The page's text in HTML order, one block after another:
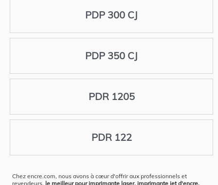
PDP 300 CJ
PDP 350 CJ
PDR 1205
PDR 122
Chez encre.com, nous avons à cœur d'offrir aux professionnels et
revendeurs, le meilleur pour imprimante laser, imprimante jet d'encre,